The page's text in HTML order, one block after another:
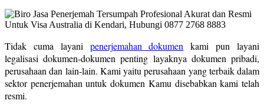
Tidak cuma layani penerjemahan dokumen kami pun layani
legalisasi dokumen-dokumen penting layaknya dokumen pribadi,
perusahaan dan lain-lain. Kami yaitu perusahaan yang terbaik dalam
sektor penerjemahan untuk dokumen Kamu disebabkan kami telah
resmi.